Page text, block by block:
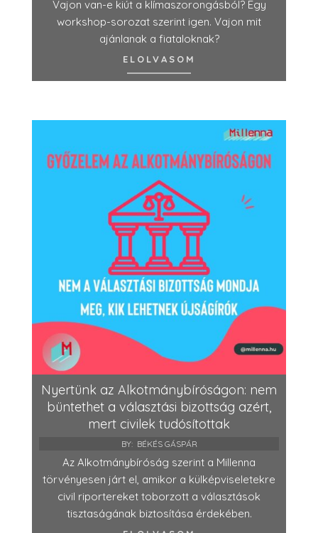
Vajon van-e kiút a klímaszorongásból? Egy
workshop-sorozat szerint igen. Vajon mit
ajánlanak a fiataloknak?
ELOLVASOM
Nyertünk az Alkotmánybíróságon: nem
büntethet a választási bizottság azért,
mert civilek tudósítottak
BY: BÉKÉS GÁSPÁR
Az Alkotmánybíróság szerint a Millenna
törvényesen járt el, amikor a külképviseletekre
civil riportereket toborzott a választások
tisztaságának biztosítása érdekében.